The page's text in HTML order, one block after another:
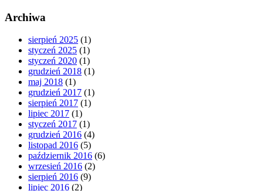
Archiwa
sierpień 2025 (1)
styczeń 2025 (1)
styczeń 2020 (1)
grudzień 2018 (1)
maj 2018 (1)
grudzień 2017 (1)
sierpień 2017 (1)
lipiec 2017 (1)
styczeń 2017 (1)
grudzień 2016 (4)
listopad 2016 (5)
październik 2016 (6)
wrzesień 2016 (2)
sierpień 2016 (9)
lipiec 2016 (2)